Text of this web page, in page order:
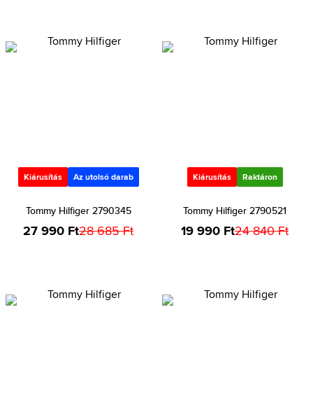
Kiárusítás Az utolsó darab
Tommy Hilfiger 2790345
27 990 Ft28 685 Ft
Kiárusítás Raktáron
Tommy Hilfiger 2790521
19 990 Ft24 840 Ft